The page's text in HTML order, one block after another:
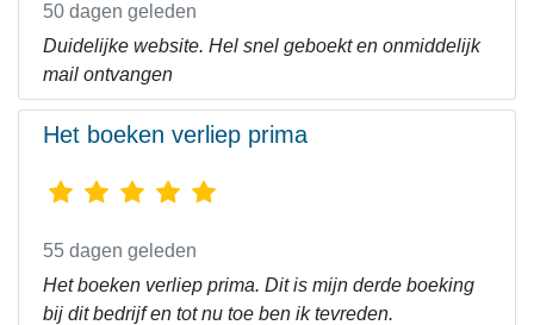
50 dagen geleden
Duidelijke website. Hel snel geboekt en onmiddelijk
mail ontvangen
Het boeken verliep prima
55 dagen geleden
Het boeken verliep prima. Dit is mijn derde boeking
bij dit bedrijf en tot nu toe ben ik tevreden.